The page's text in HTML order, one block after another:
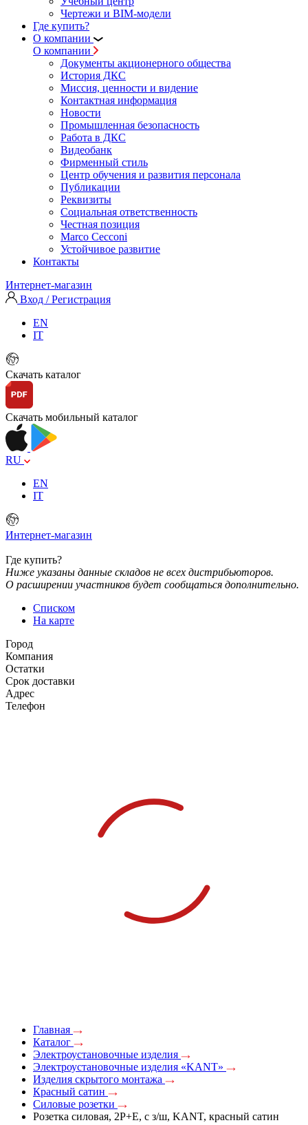
Чертежи и BIM-модели
Где купить?
О компании
О компании
Документы акционерного общества
История ДКС
Миссия, ценности и видение
Контактная информация
Новости
Промышленная безопасность
Работа в ДКС
Видеобанк
Фирменный стиль
Центр обучения и развития персонала
Публикации
Реквизиты
Социальная ответственность
Честная позиция
Marco Cecconi
Устойчивое развитие
Контакты
Интернет-магазин
Вход / Регистрация
EN
IT
Скачать каталог
Скачать мобильный каталог
RU
EN
IT
Интернет-магазин
Где купить?
Ниже указаны данные складов не всех дистрибьюторов.
О расширении участников будет сообщаться дополнительно.
Списком
На карте
Город
Компания
Остатки
Срок доставки
Адрес
Телефон
Главная
Каталог
Электроустановочные изделия
Электроустановочные изделия «KANT»
Изделия скрытого монтажа
Красный сатин
Силовые розетки
Розетка силовая, 2P+E, с з/ш, KANT, красный сатин